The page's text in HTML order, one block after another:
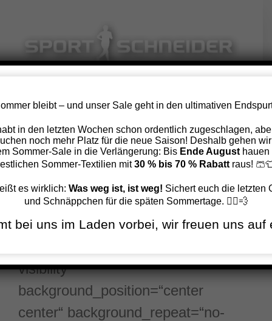
springen
Hier findet ihr uns
[fusion_builder_container
hundred_percent=“no“
equal_height_columns=“no“
hide_on_mobile=“small-
visibility“
background_position=“center
center“ background_repeat=“no-
bleibt – und unser Sale geht in den ultimativen
in den letzten Wochen schon ordentlich zugeschlagen,
noch mehr Platz für die neue Saison! Deshalb gehen
Sommer-Sale in die Verlängerung: Bis Ende Augusthauen
Sommer-Textilien mit30 % bis 70 % Rabatt raus!
es wirklich: Was weg ist, ist weg! Sichert euch die letzten
und Schnäppchen für die späten Sommertage. 🏃‍♂️💨
bei uns im Laden vorbei, wir freuen uns auf